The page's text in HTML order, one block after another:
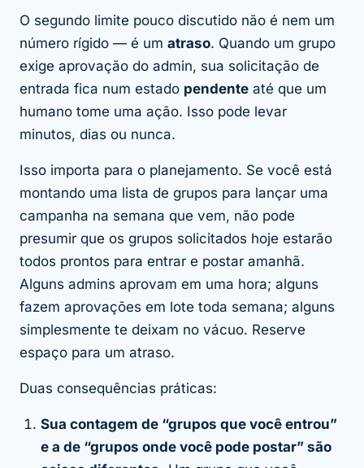
O segundo limite pouco discutido não é nem um
número rígido — é um atraso. Quando um grupo
exige aprovação do admin, sua solicitação de
entrada fica num estado pendente até que um
humano tome uma ação. Isso pode levar
minutos, dias ou nunca.
Isso importa para o planejamento. Se você está
montando uma lista de grupos para lançar uma
campanha na semana que vem, não pode
presumir que os grupos solicitados hoje estarão
todos prontos para entrar e postar amanhã.
Alguns admins aprovam em uma hora; alguns
fazem aprovações em lote toda semana; alguns
simplesmente te deixam no vácuo. Reserve
espaço para um atraso.
Duas consequências práticas:
Sua contagem de “grupos que você entrou”
e a de “grupos onde você pode postar” são